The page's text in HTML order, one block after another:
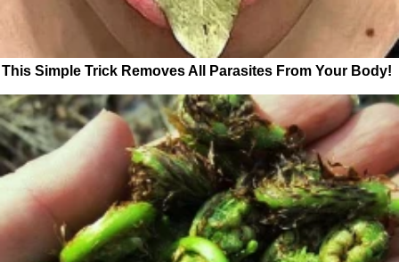
This Simple Trick Removes All Parasites From Your Body!